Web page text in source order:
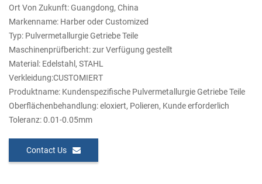
Ort Von Zukunft: Guangdong, China
Markenname: Harber oder Customized
Typ: Pulvermetallurgie Getriebe Teile
Maschinenprüfbericht: zur Verfügung gestellt
Material: Edelstahl, STAHL
Verkleidung:CUSTOMIERT
Produktname: Kundenspezifische Pulvermetallurgie Getriebe Teile
Oberflächenbehandlung: eloxiert, Polieren, Kunde erforderlich
Toleranz: 0.01-0.05mm
Contact Us